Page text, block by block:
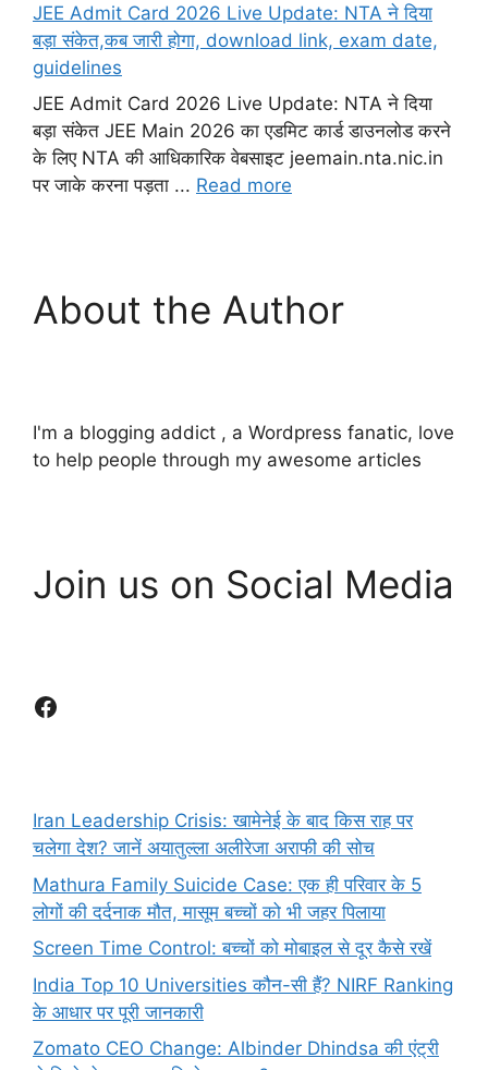
JEE Admit Card 2026 Live Update: NTA ने दिया
बड़ा संकेत,कब जारी होगा, download link, exam date,
guidelines
JEE Admit Card 2026 Live Update: NTA ने दिया
बड़ा संकेत JEE Main 2026 का एडमिट कार्ड डाउनलोड करने
के लिए NTA की आधिकारिक वेबसाइट jeemain.nta.nic.in
पर जाके करना पड़ता ... Read more
About the Author
I'm a blogging addict , a Wordpress fanatic, love
to help people through my awesome articles
Join us on Social Media
Facebook
Iran Leadership Crisis: खामेनेई के बाद किस राह पर
चलेगा देश? जानें अयातुल्ला अलीरेजा अराफी की सोच
Mathura Family Suicide Case: एक ही परिवार के 5
लोगों की दर्दनाक मौत, मासूम बच्चों को भी जहर पिलाया
Screen Time Control: बच्चों को मोबाइल से दूर कैसे रखें
India Top 10 Universities कौन-सी हैं? NIRF Ranking
के आधार पर पूरी जानकारी
Zomato CEO Change: Albinder Dhindsa की एंट्री